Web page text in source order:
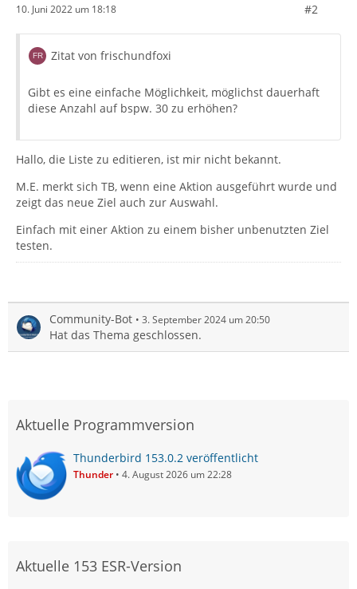
10. Juni 2022 um 18:18 #2
Zitat von frischundfoxi
Gibt es eine einfache Möglichkeit, möglichst dauerhaft
diese Anzahl auf bspw. 30 zu erhöhen?
Hallo, die Liste zu editieren, ist mir nicht bekannt.
M.E. merkt sich TB, wenn eine Aktion ausgeführt wurde und
zeigt das neue Ziel auch zur Auswahl.
Einfach mit einer Aktion zu einem bisher unbenutzten Ziel
testen.
Community-Bot 3. September 2024 um 20:50
Hat das Thema geschlossen.
Aktuelle Programmversion
Thunderbird 153.0.2 veröffentlicht
Thunder 4. August 2026 um 22:28
Aktuelle 153 ESR-Version